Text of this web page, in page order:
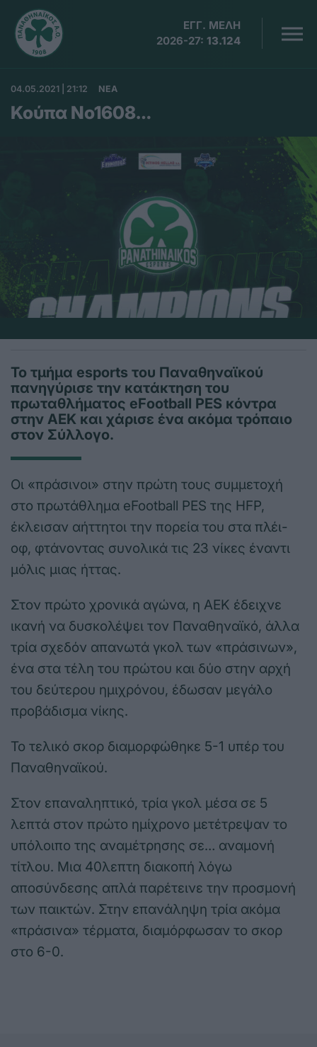
ΕΓΓ. ΜΕΛΗ
2026-27: 13.124
04.05.2021 | 21:12 ΝΕΑ
Κούπα No1608…
Το τμήμα esports του Παναθηναϊκού
πανηγύρισε την κατάκτηση του
πρωταθλήματος eFootball PES κόντρα
στην ΑΕΚ και χάρισε ένα ακόμα τρόπαιο
στον Σύλλογο.
Οι «πράσινοι» στην πρώτη τους συμμετοχή
στο πρωτάθλημα eFootball PES της HFP,
έκλεισαν αήττητοι την πορεία του στα πλέι-
οφ, φτάνοντας συνολικά τις 23 νίκες έναντι
μόλις μιας ήττας.
Στον πρώτο χρονικά αγώνα, η ΑΕΚ έδειχνε
ικανή να δυσκολέψει τον Παναθηναϊκό, άλλα
τρία σχεδόν απανωτά γκολ των «πράσινων»,
ένα στα τέλη του πρώτου και δύο στην αρχή
του δεύτερου ημιχρόνου, έδωσαν μεγάλο
προβάδισμα νίκης.
Το τελικό σκορ διαμορφώθηκε 5-1 υπέρ του
Παναθηναϊκού.
Στον επαναληπτικό, τρία γκολ μέσα σε 5
λεπτά στον πρώτο ημίχρονο μετέτρεψαν το
υπόλοιπο της αναμέτρησης σε… αναμονή
τίτλου. Μια 40λεπτη διακοπή λόγω
αποσύνδεσης απλά παρέτεινε την προσμονή
των παικτών. Στην επανάληψη τρία ακόμα
«πράσινα» τέρματα, διαμόρφωσαν το σκορ
στο 6-0.